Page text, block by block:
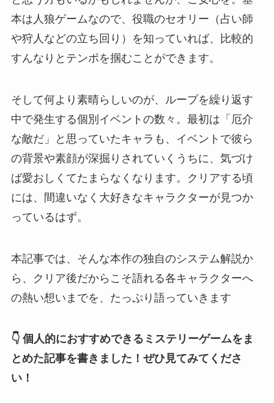
本は人狼ゲームなので、役職のセオリー（占い師
や狩人などの立ち回り）を知っていれば、比較的
すんなりとテンポを掴むことができます。
そして何より素晴らしいのが、ループを繰り返す
中で発生する個別イベントの数々。最初は「厄介
な敵だ」と思っていたキャラも、イベントで彼ら
の背景や素顔が深掘りされていくうちに、気づけ
ば愛おしくてたまらなくなります。クリアする頃
には、間違いなく大好きなキャラクターが見つか
っているはず。
本記事では、そんな本作の独自のシステム解説か
ら、クリア後だからこそ語れる各キャラクターへ
の熱い想いまでを、たっぷり語っていきます
👇 個人的におすすめできるミステリーゲームをま
とめた記事を書きました！ぜひ見てみてくださ
い！